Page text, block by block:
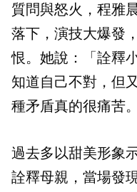
質問與怒火，程雅
落下，演技大爆發
恨。她說：「詮釋
知道自己不對，但
種矛盾真的很痛苦。
過去多以甜美形象
詮釋母親，當場發